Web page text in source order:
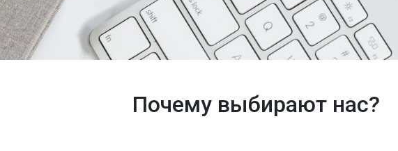
Почему выбирают нас?